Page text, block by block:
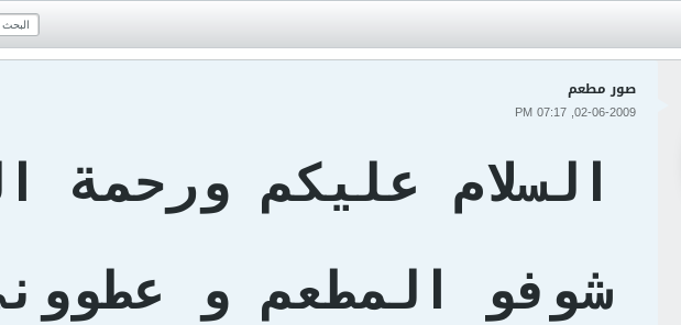
صور مطعم
02-06-2009, 07:17 PM
السلام عليكم ورحمة
شوفو المطعم و